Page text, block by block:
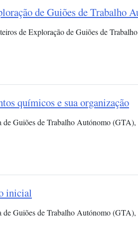
de Guiões de Trabalho
de Exploração de Guiões de
químicos e sua organização​
de Guiões de Trabalho Autónomo
inicial
de Guiões de Trabalho Autónomo